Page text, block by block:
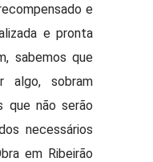
e
e pronta
sabemos que
algo, sobram
que não serão
necessários
em Ribeirão